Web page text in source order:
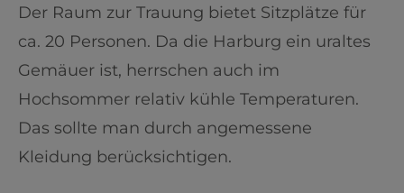
Der Raum zur Trauung bietet Sitzplätze für
ca. 20 Personen. Da die Harburg ein uraltes
Gemäuer ist, herrschen auch im
Hochsommer relativ kühle Temperaturen.
Das sollte man durch angemessene
Kleidung berücksichtigen.